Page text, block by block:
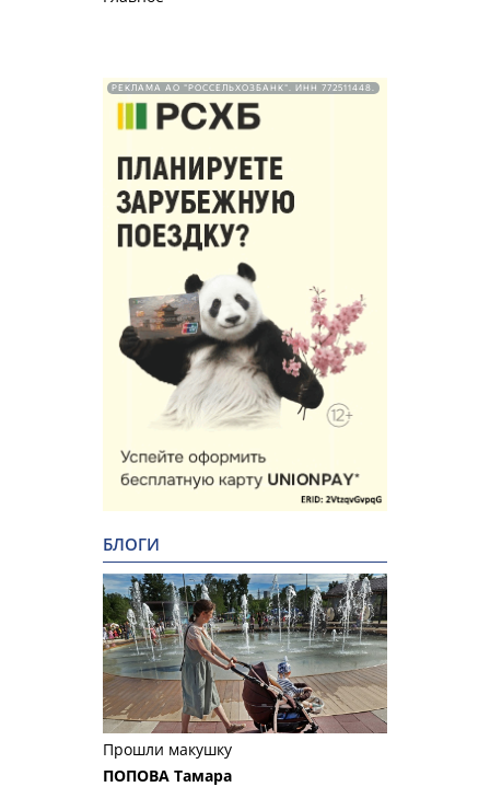
РЕКЛАМА АО "РОССЕЛЬХОЗБАНК". ИНН 772511448.
БЛОГИ
Прошли макушку
ПОПОВА Тамара